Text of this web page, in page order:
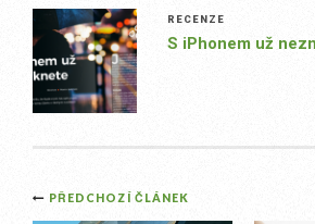
RECENZE
S iPhonem už
Post
PŘEDCHOZÍ ČLÁNEK